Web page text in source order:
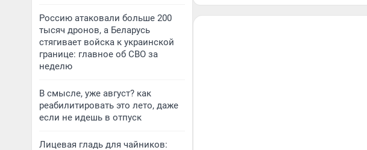
Россию атаковали больше 200
тысяч дронов, а Беларусь
стягивает войска к украинской
границе: главное об СВО за
неделю
В смысле, уже август? как
реабилитировать это лето, даже
если не идешь в отпуск
Лицевая гладь для чайников: